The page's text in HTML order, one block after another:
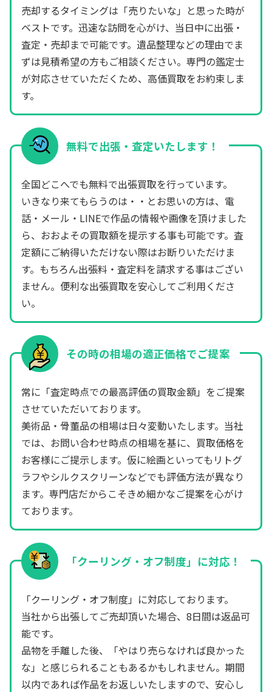
売却するタイミングは「売りたいな」と思った時が
ベストです。迅速な訪問を心がけ、当日中に出張・
査定・売却まで可能です。遺品整理などの理由でま
ずは見積希望の方もご相談ください。専門の鑑定士
が対応させていただくため、高価買取をお約束しま
す。
無料で出張・査定いたします！
全国どこへでも無料で出張買取を行っています。
いきなり来てもらうのは・・とお思いの方は、電
話・メール・LINEで作品の情報や画像を頂けました
ら、おおよその買取額を提示する事も可能です。査
定額にご納得いただけない際はお断りいただけま
す。もちろん出張料・査定料を請求する事はござい
ません。便利な出張買取を安心してご利用くださ
い。
その時の相場の適正価格でご提案
常に「査定時点での最高評価の買取金額」をご提案
させていただいております。
美術品・骨董品の相場は日々変動いたします。当社
では、お問い合わせ時点の相場を基に、買取価格を
お客様にご提示します。仮に絵画といってもリトグ
ラフやシルクスクリーンなどでも評価方法が異なり
ます。専門店だからこそきめ細かなご提案を心がけ
ております。
「クーリング・オフ制度」に対応！
「クーリング・オフ制度」に対応しております。
当社から出張してご売却頂いた場合、8日間は返品可
能です。
品物を手離した後、「やはり売らなければ良かった
な」と感じられることもあるかもしれません。期間
以内であれば作品をお返しいたしますので、安心し